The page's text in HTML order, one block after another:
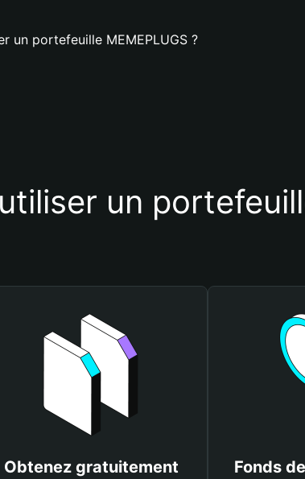
un portefeuille MEMEPLUGS ?
un
Obtenez gratuitement
Fonds